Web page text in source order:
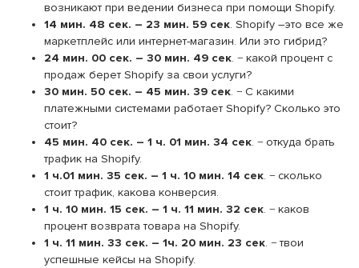
возникают при ведении бизнеса при помощи Shopify.
14 мин. 48 сек. – 23 мин. 59 сек. Shopify –это все же
маркетплейс или интернет-магазин. Или это гибрид?
24 мин. 00 сек. – 30 мин. 49 сек. − какой процент с
продаж берет Shopify за свои услуги?
30 мин. 50 сек. – 45 мин. 39 сек. − С какими
платежными системами работает Shopify? Сколько это
стоит?
45 мин. 40 сек. – 1 ч. 01 мин. 34 сек. − откуда брать
трафик на Shopify.
1 ч.01 мин. 35 сек. – 1 ч. 10 мин. 14 сек. − сколько
стоит трафик, какова конверсия.
1 ч. 10 мин. 15 сек. – 1 ч. 11 мин. 32 сек. − каков
процент возврата товара на Shopify.
1 ч. 11 мин. 33 сек. – 1ч. 20 мин. 23 сек. − твои
успешные кейсы на Shopify.